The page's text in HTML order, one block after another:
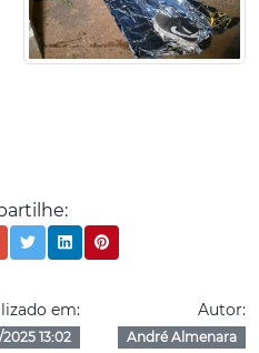
em:
13:02
Autor:
André Almenara